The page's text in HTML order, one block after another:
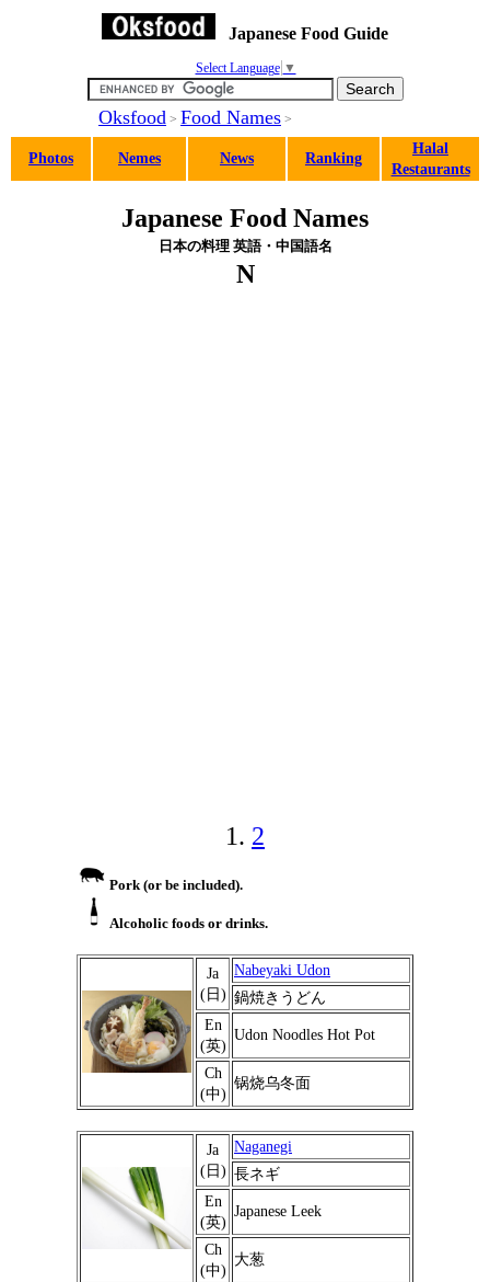
Japanese Food Guide
Select Language ▼
Oksfood > Food Names >
Photos Nemes News Ranking
Halal
Restaurants
Japanese Food Names
日本の料理 英語・中国語名
N
1. 2
Pork (or be included).
Alcoholic foods or drinks.
Ja
(日)
Nabeyaki Udon
鍋焼きうどん
En
(英)
Udon Noodles Hot Pot
Ch
(中)
锅烧乌冬面
Ja
(日)
Naganegi
長ネギ
En
(英)
Japanese Leek
Ch
(中)
大葱